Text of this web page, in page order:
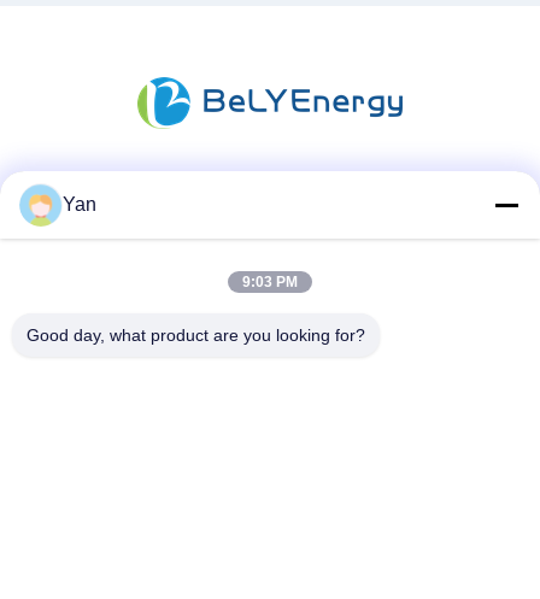
Yan
9:03 PM
Good day, what product are you looking for?